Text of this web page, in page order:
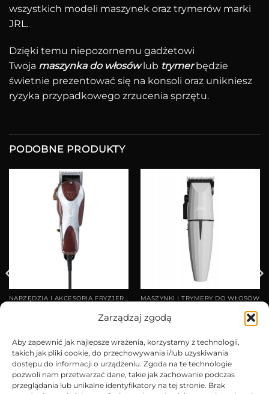
Zarządzaj zgodą
Aby zapewnić jak najlepsze wrażenia, korzystamy z technologii,
takich jak pliki cookie, do przechowywania i/lub uzyskiwania
dostępu do informacji o urządzeniu. Zgoda na te technologie
pozwoli nam przetwarzać dane, takie jak zachowanie podczas
przeglądania lub unikalne identyfikatory na tej stronie. Brak
wszystkich modeli maszynek oraz trymerów marki
JRL.
Dzięki temu niepozornemu gadżetowi
Twoja maszynka do włosówlub trymerbędzie
świetnie prezentować się na konsoli oraz unikniesz
ryzyka przypadkowego zrzucenia sprzętu.
PODOBNE PRODUKTY
NARZĘDZIA I AKCESORIA FRYZJERSKIE
DODAJ DO KOSZYKA
MASZYNKI I TRYMERY DO WŁOSÓW
Collection + stacja ładująca
DODAJ DO KOSZYKA